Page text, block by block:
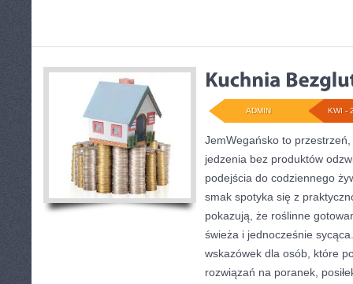
KWI -
ADMIN
JemWegańsko to
jedzenia bez produktów
podejścia do codziennego
smak spotyka się z
pokazują, że roślinne
świeża i jednocześnie
wskazówek dla osób, które
rozwiązań na poranek,